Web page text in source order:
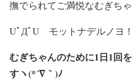
撫でられてご満悦なむぎち
UﾟДﾟU モットナデルノヨ！
むぎちゃんのために1日1回
すヽ(*´∇｀)ﾉ